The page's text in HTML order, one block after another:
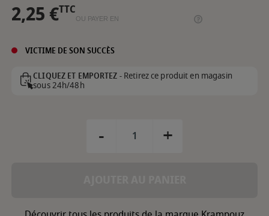
2,25 €TTC
OU PAYER EN
VICTIME DE SON SUCCÈS
CLIQUEZ ET EMPORTEZ -Retirez ce produit en magasin
sous 24h/48h
- +